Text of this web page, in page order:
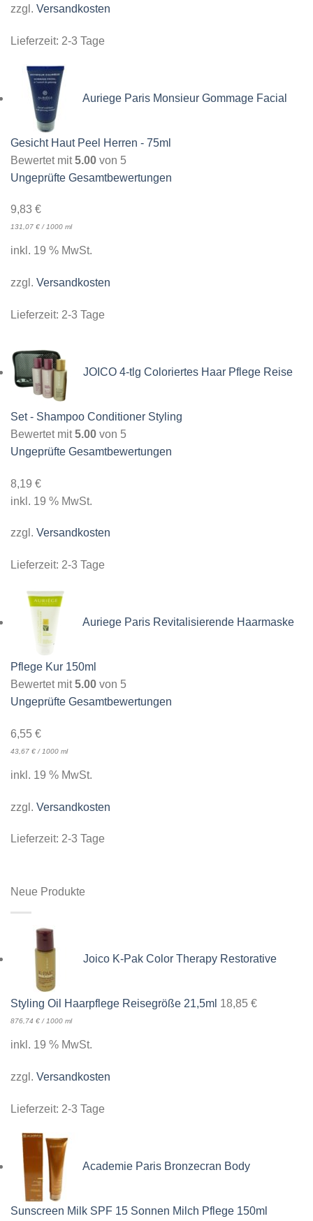
zzgl. Versandkosten
Lieferzeit: 2-3 Tage
Auriege Paris Monsieur Gommage Facial
Gesicht Haut Peel Herren - 75ml
Bewertet mit5.00 von 5
Ungeprüfte Gesamtbewertungen
9,83 €
131,07 €/1000 ml
inkl. 19 % MwSt.
zzgl. Versandkosten
Lieferzeit: 2-3 Tage
JOICO 4-tlg Coloriertes Haar Pflege Reise
Set - Shampoo Conditioner Styling
Bewertet mit5.00 von 5
Ungeprüfte Gesamtbewertungen
8,19 €
inkl. 19 % MwSt.
zzgl. Versandkosten
Lieferzeit: 2-3 Tage
Auriege Paris Revitalisierende Haarmaske
Pflege Kur 150ml
Bewertet mit5.00 von 5
Ungeprüfte Gesamtbewertungen
6,55 €
43,67 € / 1000 ml
inkl. 19 % MwSt.
zzgl. Versandkosten
Lieferzeit: 2-3 Tage
Neue Produkte
Joico K-Pak Color Therapy Restorative
Styling Oil Haarpflege Reisegröße 21,5ml 18,85 €
876,74 € / 1000 ml
inkl. 19 % MwSt.
zzgl. Versandkosten
Lieferzeit: 2-3 Tage
Academie Paris Bronzecran Body
Sunscreen Milk SPF 15 Sonnen Milch Pflege 150ml